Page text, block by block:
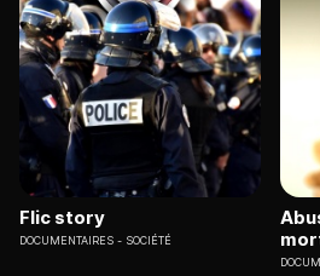
Flic story
DOCUMENTAIRES SOCIÉTÉ